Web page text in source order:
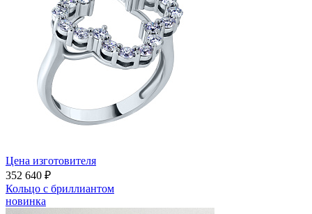
Цена изготовителя
352 640 ₽
Кольцо с бриллиантом
новинка